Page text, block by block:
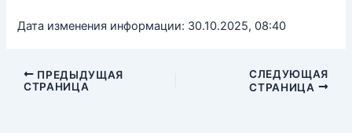
Дата изменения информации: 30.10.2025, 08:40
ПРЕДЫДУЩАЯ
СТРАНИЦА
СЛЕДУЮЩАЯ
СТРАНИЦА